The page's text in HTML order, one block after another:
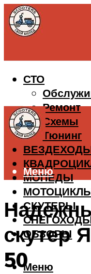
СТО
Ремонт
Схемы
Тюнинг
МОПЕДЫ
СКУТЕРЫ
ОБЗОРЫ
Меню
Меню
скутер
50